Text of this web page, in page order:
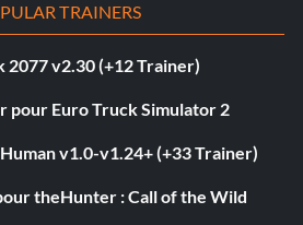
TRAINERS
2077 v2.30 (+12 Trainer)
pour Euro Truck Simulator 2
v1.0-v1.24+ (+33 Trainer)
theHunter : Call of the Wild